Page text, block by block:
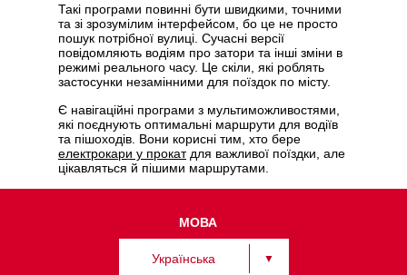
Такі програми повинні бути швидкими, точними
та зі зрозумілим інтерфейсом, бо це не просто
пошук потрібної вулиці. Сучасні версії
повідомляють водіям про затори та інші зміни в
режимі реального часу. Це скіли, які роблять
застосунки незамінними для поїздок по місту.
Є навігаційні програми з мультиможливостями,
які поєднують оптимальні маршрути для водіїв
та пішоходів. Вони корисні тим, хто бере
електрокари у прокатдля важливої поїздки, але
цікавляться й пішими маршрутами.
МОВА
Українська